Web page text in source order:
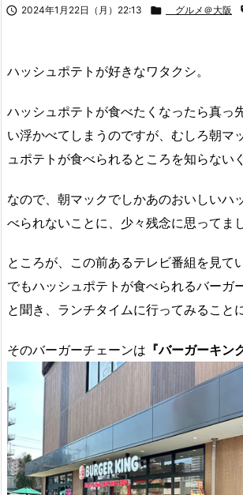
 2024年1月22日（月）22:13  グルメ＠大阪
ハッシュポテトが好きなワタクシ。
ハッシュポテトが食べたくなったら真っ
い浮かべてしまうのですが、むしろ朝マ
ュポテトが食べられるところを知らない
なので、朝マックでしかあのおいしいハ
べられないことに、少々残念に思ってまし
ところが、この前あるテレビ番組を見て
でもハッシュポテトが食べられるバーガ
と聞き、ランチタイムに行ってみることに
そのバーガーチェーンは 『バーガーキン